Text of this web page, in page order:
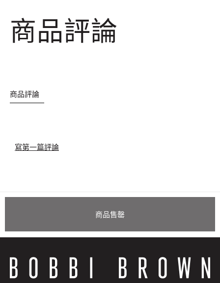
商品評論
商品評論
寫第一篇評論
商品售罄